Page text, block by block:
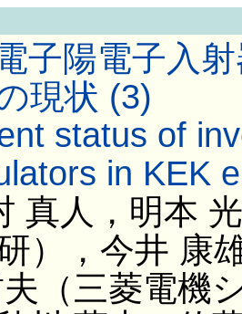
子陽電子入
現状 (3)
status of
in KEK
真人，明本
），今井 康
（三菱電機